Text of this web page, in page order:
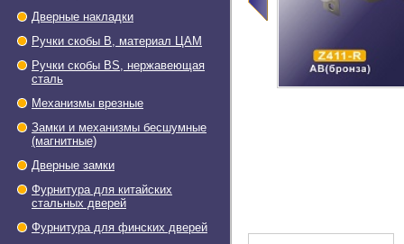
Дверные накладки
Ручки скобы В, материал ЦАМ
Ручки скобы BS, нержавеющая
сталь
Механизмы врезные
Замки и механизмы бесшумные
(магнитные)
Дверные замки
Фурнитура для китайских
стальных дверей
Фурнитура для финских дверей